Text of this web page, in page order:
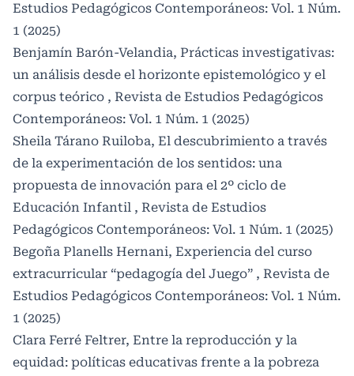
Estudios Pedagógicos Contemporáneos: Vol. 1 Núm.
1 (2025)
Benjamín Barón-Velandia, Prácticas investigativas:
un análisis desde el horizonte epistemológico y el
corpus teórico , Revista de Estudios Pedagógicos
Contemporáneos: Vol. 1 Núm. 1 (2025)
Sheila Tárano Ruiloba, El descubrimiento a través
de la experimentación de los sentidos: una
propuesta de innovación para el 2º ciclo de
Educación Infantil , Revista de Estudios
Pedagógicos Contemporáneos: Vol. 1 Núm. 1 (2025)
Begoña Planells Hernani, Experiencia del curso
extracurricular “pedagogía del Juego” , Revista de
Estudios Pedagógicos Contemporáneos: Vol. 1 Núm.
1 (2025)
Clara Ferré Feltrer, Entre la reproducción y la
equidad: políticas educativas frente a la pobreza